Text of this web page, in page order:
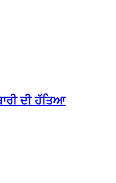
ਦੀ ਹੱਤਿਆ